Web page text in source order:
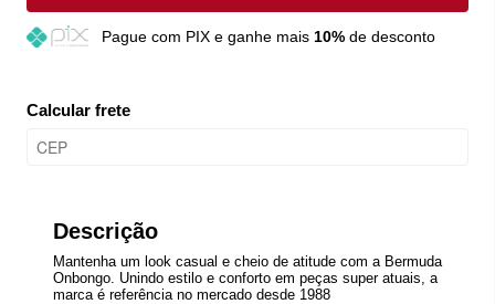
Pague com PIX e ganhe mais 10%de desconto
Calcular frete
Descrição
Mantenha um look casual e cheio de atitude com a Bermuda
Onbongo. Unindo estilo e conforto em peças super atuais, a
marca é referência no mercado desde 1988